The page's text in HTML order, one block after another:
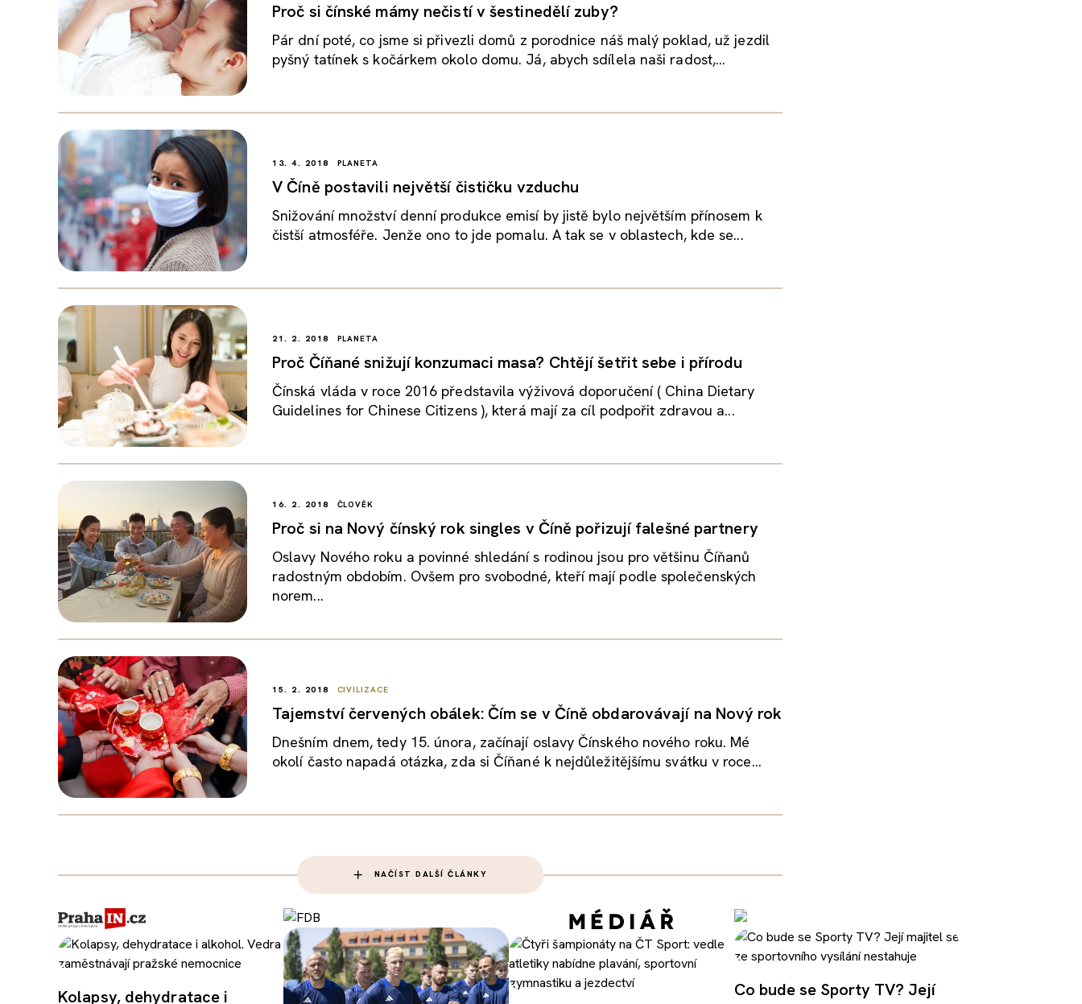
Proč si čínské mámy nečistí v šestinedělí zuby?
Pár dní poté, co jsme si přivezli domů z porodnice náš malý poklad, už jezdil
pyšný tatínek s kočárkem okolo domu. Já, abych sdílela naši radost,...
13. 4. 2018 PLANETA
V Číně postavili největší čističku vzduchu
Snižování množství denní produkce emisí by jistě bylo největším přínosem k
čistší atmosféře. Jenže ono to jde pomalu. A tak se v oblastech, kde se...
21. 2. 2018 PLANETA
Proč Číňané snižují konzumaci masa? Chtějí šetřit sebe i přírodu
Čínská vláda v roce 2016 představila výživová doporučení ( China Dietary
Guidelines for Chinese Citizens ), která mají za cíl podpořit zdravou a...
16. 2. 2018 ČLOVĚK
Proč si na Nový čínský rok singles v Číně pořizují falešné partnery
Oslavy Nového roku a povinné shledání s rodinou jsou pro většinu Číňanů
radostným obdobím. Ovšem pro svobodné, kteří mají podle společenských
norem...
15. 2. 2018 CIVILIZACE
Tajemství červených obálek: Čím se v Číně obdarovávají na Nový rok
Dnešním dnem, tedy 15. února, začínají oslavy Čínského nového roku. Mé
okolí často napadá otázka, zda si Číňané k nejdůležitějšímu svátku v roce...
NAČÍST DALŠÍ ČLÁNKY
Kolapsy, dehydratace i
Co bude se Sporty TV? Její